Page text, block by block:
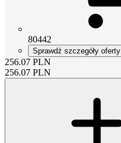
80442
Sprawdź szczegóły oferty
256.07 PLN
256.07 PLN